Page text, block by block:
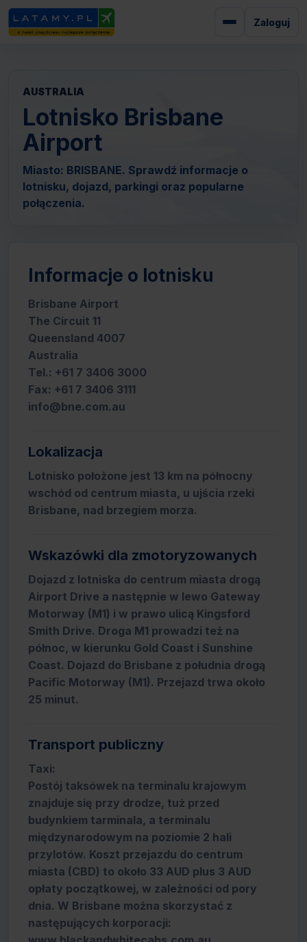
Zaloguj
AUSTRALIA
Lotnisko Brisbane
Airport
Miasto: BRISBANE. Sprawdź informacje o
lotnisku, dojazd, parkingi oraz popularne
połączenia.
Informacje o lotnisku
Brisbane Airport
The Circuit 11
Queensland 4007
Australia
Tel.: +61 7 3406 3000
Fax: +61 7 3406 3111
info@bne.com.au
Lokalizacja
Lotnisko położone jest 13 km na północny
wschód od centrum miasta, u ujścia rzeki
Brisbane, nad brzegiem morza.
Wskazówki dla zmotoryzowanych
Dojazd z lotniska do centrum miasta drogą
Airport Drive a następnie w lewo Gateway
Motorway (M1) i w prawo ulicą Kingsford
Smith Drive. Droga M1 prowadzi też na
północ, w kierunku Gold Coast i Sunshine
Coast. Dojazd do Brisbane z południa drogą
Pacific Motorway (M1). Przejazd trwa około
25 minut.
Transport publiczny
Taxi:
Postój taksówek na terminalu krajowym
znajduje się przy drodze, tuż przed
budynkiem tarminala, a terminalu
międzynarodowym na poziomie 2 hali
przylotów. Koszt przejazdu do centrum
miasta (CBD) to około 33 AUD plus 3 AUD
opłaty początkowej, w zależności od pory
dnia. W Brisbane można skorzystać z
następujących korporacji: